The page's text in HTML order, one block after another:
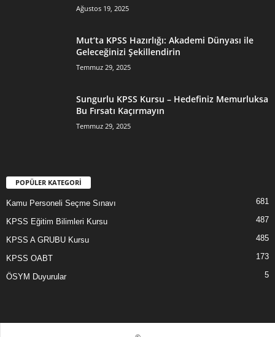
Ağustos 19, 2025
Mut’ta KPSS Hazırlığı: Akademi Dünyası ile
Geleceğinizi Şekillendirin
Temmuz 29, 2025
Sungurlu KPSS Kursu – Hedefiniz Memurluksa
Bu Fırsatı Kaçırmayın
Temmuz 29, 2025
POPÜLER KATEGORİ
Kamu Personeli Seçme Sınavı 681
KPSS Eğitim Bilimleri Kursu 487
KPSS A GRUBU Kursu 485
KPSS OABT 173
ÖSYM Duyurular 5